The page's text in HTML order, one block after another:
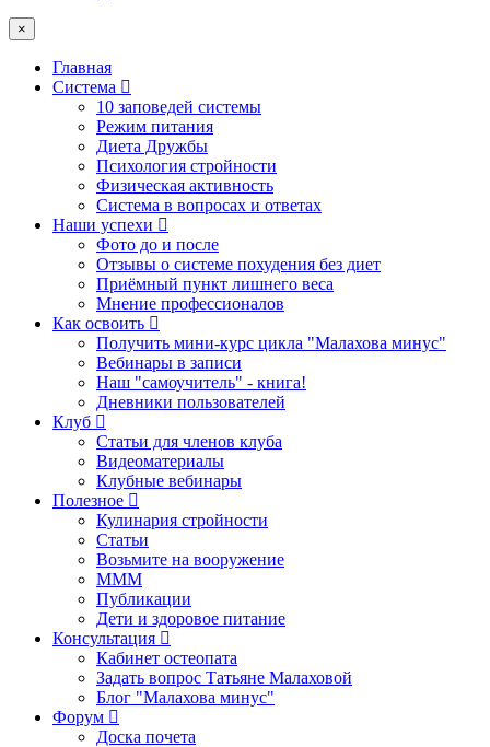
×
Главная
Система
10 заповедей системы
Режим питания
Диета Дружбы
Психология стройности
Физическая активность
Система в вопросах и ответах
Наши успехи
Фото до и после
Отзывы о системе похудения без диет
Приёмный пункт лишнего веса
Мнение профессионалов
Как освоить
Получить мини-курс цикла "Малахова минус"
Вебинары в записи
Наш "самоучитель" - книга!
Дневники пользователей
Клуб
Статьи для членов клуба
Видеоматериалы
Клубные вебинары
Полезное
Кулинария стройности
Статьи
Возьмите на вооружение
МММ
Публикации
Дети и здоровое питание
Консультация
Кабинет остеопата
Задать вопрос Татьяне Малаховой
Блог "Малахова минус"
Форум
Доска почета